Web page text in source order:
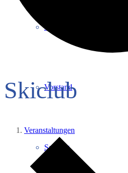
Mitglied werden
Vorstand
Satzung
Skiclub
Veranstaltungen